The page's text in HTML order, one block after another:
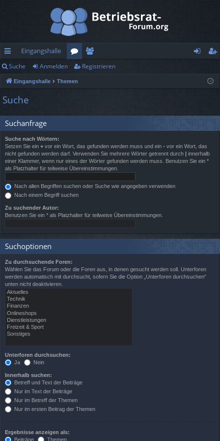
ch
ne
llz
ug
rif
f
Eingangshalle
or
en
itg
r
de
n
ist
re
n
Suche Anmelden Registrieren
Eingangshalle Themen
Suche
Suchanfrage
Suche nach Wörtern:
Setzen Sie ein + vor ein Wort, das gefunden werden muss und ein - vor ein Wort, das
nicht gefunden werden darf. Verwenden Sie mehrere Wörter getrennt durch | innerhalb
einer Klammer, wenn nur eines der Wörter gefunden werden muss. Benutzen Sie ein *
als Platzhalter für teilweise Übereinstimmungen.
Nach allen Begriffen suchen oder Suche wie angegeben verwenden
Nach einem Begriff suchen
Zu suchender Autor:
Benutzen Sie ein * als Platzhalter für teilweise Übereinstimmungen.
Suchoptionen
Zu durchsuchende Foren:
Wählen Sie das Forum oder die Foren aus, in denen gesucht werden soll. Unterforen
werden automatisch mit durchsucht, sofern Sie die Option „Unterforen durchsuchen“
unten nicht deaktivieren.
Unterforen durchsuchen:
Ja
Nein
Innerhalb suchen:
Betreff und Text der Beiträge
Nur im Text der Beiträge
Nur im Betreff der Themen
Nur im ersten Beitrag der Themen
Ergebnisse anzeigen als:
Beiträge
Themen